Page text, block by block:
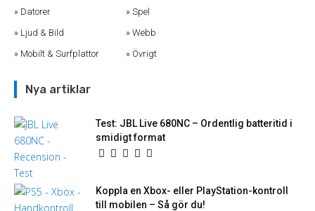
Datorer
Ljud & Bild
Mobilt & Surfplattor
Spel
Webb
Övrigt
Nya artiklar
Test: JBL Live 680NC – Ordentlig batteritid i
smidigt format
Koppla en Xbox- eller PlayStation-kontroll
till mobilen – Så gör du!